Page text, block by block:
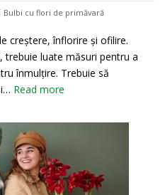
Bulbi cu flori de primăvară
creștere, înflorire și ofilire.
trebuie luate măsuri pentru a
înmulțire. Trebuie să
Read more